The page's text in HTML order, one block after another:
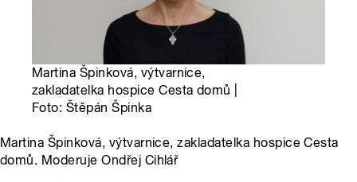
Martina Špinková, výtvarnice,
zakladatelka hospice Cesta domů |
Foto: Štěpán Špinka
Martina Špinková, výtvarnice, zakladatelka hospice Cesta
domů. Moderuje Ondřej Cihlář